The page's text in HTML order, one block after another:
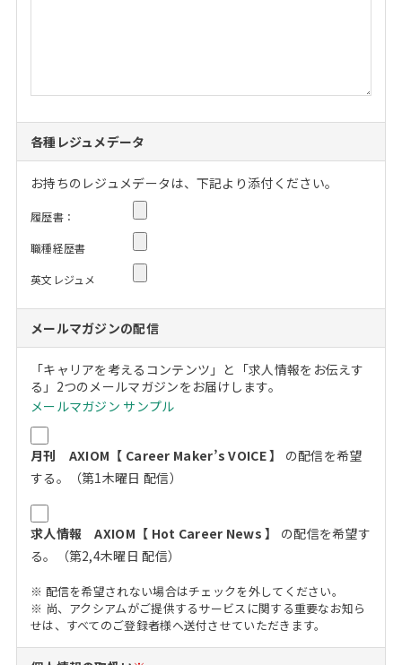
各種レジュメデータ
お持ちのレジュメデータは、下記より添付ください。
履歴書：
職種経歴書
英文レジュメ
メールマガジンの配信
「キャリアを考えるコンテンツ」と「求人情報をお伝えす
る」2つのメールマガジンをお届けします。
メールマガジン サンプル
月刊 AXIOM【 Career Maker’s VOICE 】
の配信を希望
する。（第1木曜日 配信）
求人情報 AXIOM【 Hot Career News 】
の配信を希望す
る。（第2,4木曜日 配信）
※ 配信を希望されない場合はチェックを外してください。
※ 尚、アクシアムがご提供するサービスに関する重要なお知ら
せは、すべてのご登録者様へ送付させていただきます。